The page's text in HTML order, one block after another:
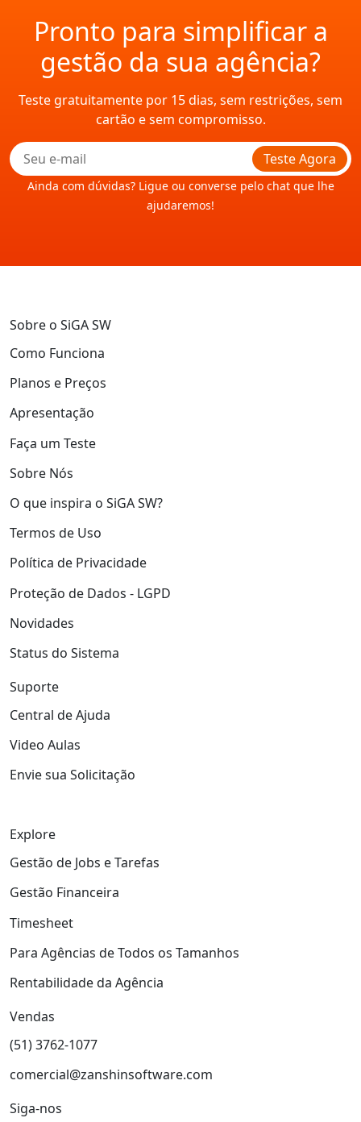
Pronto para simplificar a
gestão da sua agência?
Teste gratuitamente por 15 dias, sem restrições, sem
cartão e sem compromisso.
Teste Agora
Ainda com dúvidas? Ligue ou converse pelo chat que lhe
ajudaremos!
Sobre o SiGA SW
Como Funciona
Planos e Preços
Apresentação
Faça um Teste
Sobre Nós
O que inspira o SiGA SW?
Termos de Uso
Política de Privacidade
Proteção de Dados - LGPD
Novidades
Status do Sistema
Suporte
Central de Ajuda
Video Aulas
Envie sua Solicitação
Explore
Gestão de Jobs e Tarefas
Gestão Financeira
Timesheet
Para Agências de Todos os Tamanhos
Rentabilidade da Agência
Vendas
(51) 3762-1077
comercial@zanshinsoftware.com
Siga-nos